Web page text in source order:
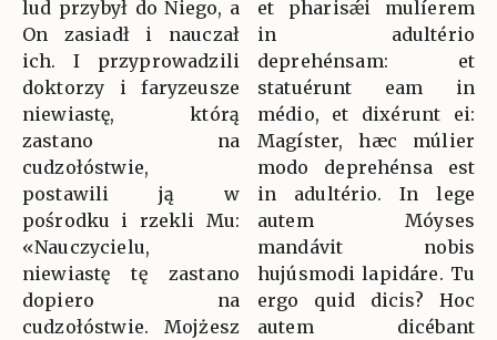
lud przybył do Niego, a
On zasiadł i nauczał
ich. I przyprowadzili
doktorzy i faryzeusze
niewiastę, którą
zastano na
cudzołóstwie,
postawili ją w
pośrodku i rzekli Mu:
«Nauczycielu,
niewiastę tę zastano
dopiero na
cudzołóstwie. Mojżesz
et pharisǽi mulíerem
in adultério
deprehénsam: et
statuérunt eam in
médio, et dixérunt ei:
Magíster, hæc múlier
modo deprehénsa est
in adultério. In lege
autem Móyses
mandávit nobis
hujúsmodi lapidáre. Tu
ergo quid dicis? Hoc
autem dicébant